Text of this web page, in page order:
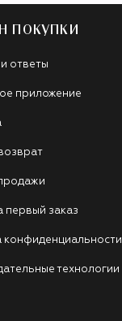
ПОКУПКИ
ответы
приложение
первый заказ
конфиденциальности
технологии